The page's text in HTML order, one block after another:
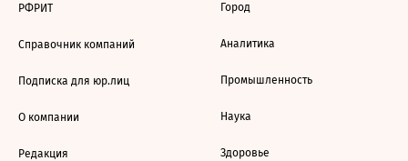
РФРИТ
Справочник компаний
Подписка для юр.лиц
О компании
Редакция
Город
Аналитика
Промышленность
Наука
Здоровье